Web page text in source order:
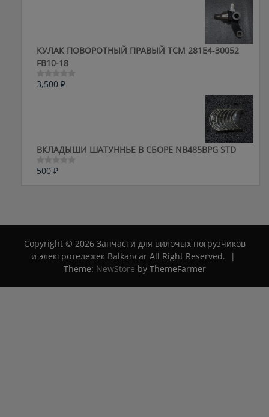
КУЛАК ПОВОРОТНЫЙ ПРАВЫЙ ТСМ 281E4-30052
FB10-18
Оценка
3,500 ₽
ВКЛАДЫШИ ШАТУННЬЕ В СБОРЕ NB485BPG STD
Оценка
500 ₽
Copyright © 2026 Запчасти для вилочых погрузчиков
и электротележек Balkancar All Right Reserved.
|
Theme: NewStore by ThemeFarmer